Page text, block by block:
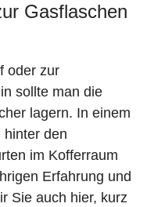
Gasflaschen
oder zur
sollte man die
lagern. In einem
den
im Kofferraum
Erfahrung und
Sie auch hier, kurz